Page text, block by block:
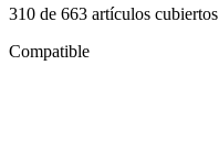
310 de 663 artículos cubiertos
Compatible